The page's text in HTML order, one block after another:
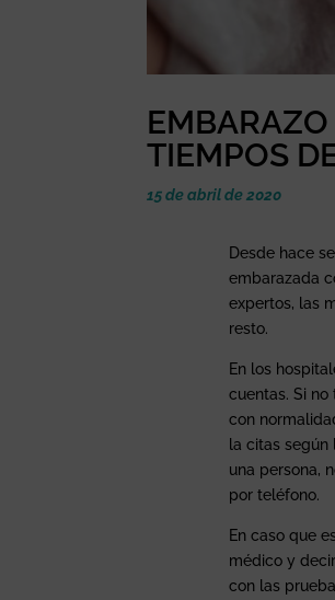
TIEMPOS
15 de abril de 2020
Desde hace
embarazada
expertos, las
resto.
En los
cuentas. Si
con
la citas
una persona,
por teléfono.
En caso que
médico y
con las